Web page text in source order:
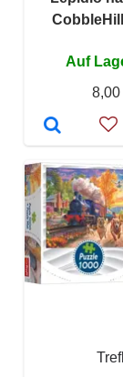
Auf
8,00
Trefl